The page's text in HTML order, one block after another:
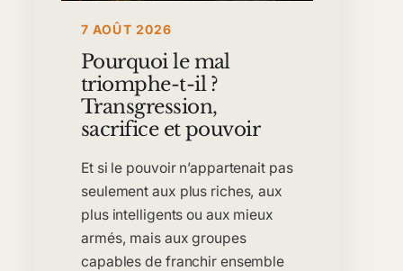
7 AOÛT 2026
Pourquoi le mal
triomphe-t-il ?
Transgression,
sacrifice et pouvoir
Et si le pouvoir n’appartenait pas
seulement aux plus riches, aux
plus intelligents ou aux mieux
armés, mais aux groupes
capables de franchir ensemble